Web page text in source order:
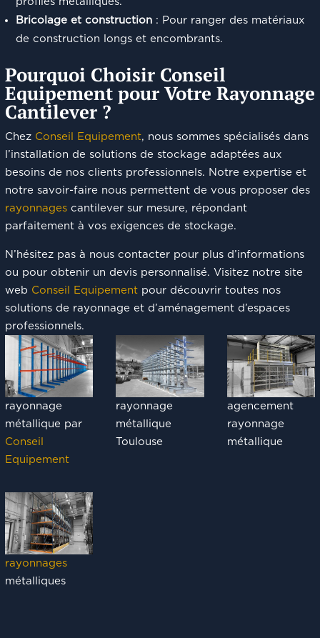
Bricolage et construction: Pour ranger des matériaux
de construction longs et encombrants.
Pourquoi Choisir Conseil
Equipement pour Votre Rayonnage
Cantilever ?
Chez Conseil Equipement, nous sommes spécialisés dans
l’installation de solutions de stockage adaptées aux
besoins de nos clients professionnels. Notre expertise et
notre savoir-faire nous permettent de vous proposer des
rayonnagescantilever sur mesure, répondant
parfaitement à vos exigences de stockage.
N’hésitez pas à nous contacter pour plus d’informations
ou pour obtenir un devis personnalisé. Visitez notre site
web Conseil Equipementpour découvrir toutes nos
solutions de rayonnage et d’aménagement d’espaces
professionnels.
rayonnage
métallique par
Conseil
Equipement
rayonnage
métallique
Toulouse
agencement
rayonnage
métallique
rayonnages
métalliques